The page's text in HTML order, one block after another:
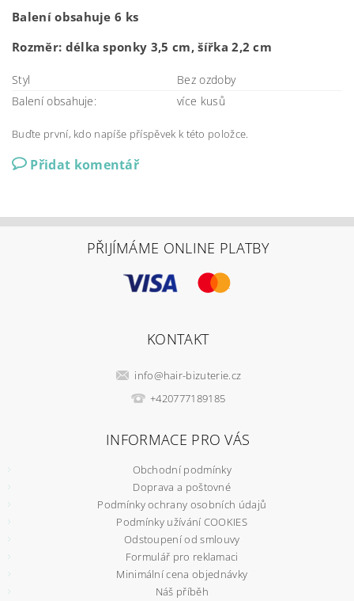
Balení obsahuje 6 ks
Rozměr: délka sponky 3,5 cm, šířka 2,2 cm
Styl
Bez ozdoby
Balení obsahuje:
více kusů
Buďte první, kdo napíše příspěvek k této položce.
Přidat komentář
PŘIJÍMÁME ONLINE PLATBY
KONTAKT
info@hair-bizuterie.cz
+420777189185
INFORMACE PRO VÁS
Obchodní podmínky
Doprava a poštovné
Podmínky ochrany osobních údajů
Podmínky užívání COOKIES
Odstoupení od smlouvy
Formulář pro reklamaci
Minimální cena objednávky
Náš příběh